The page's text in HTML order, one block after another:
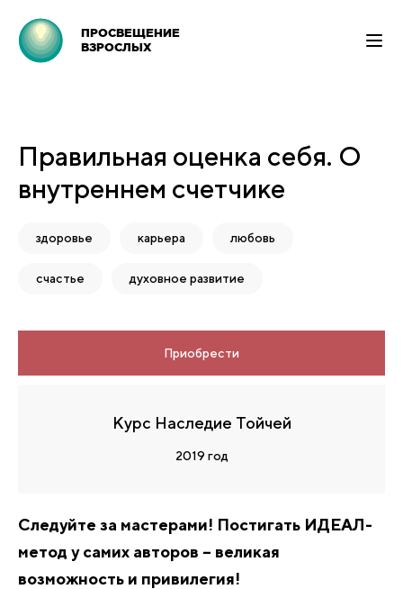
ПРОСВЕЩЕНИЕ
ВЗРОСЛЫХ
Правильная оценка себя. О
внутреннем счетчике
здоровье карьера любовь
счастье духовное развитие
Приобрести
Курс Наследие Тойчей
2019 год
Следуйте за мастерами! Постигать ИДЕАЛ-
метод у самих авторов – великая
возможность и привилегия!